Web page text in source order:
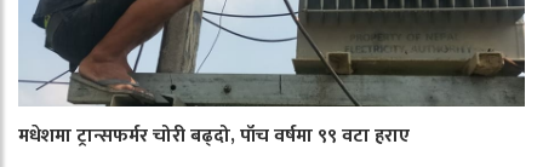
मधेशमा ट्रान्सफर्मर चोरी बढ्दो, पाँच वर्षमा ९९ वटा हराए